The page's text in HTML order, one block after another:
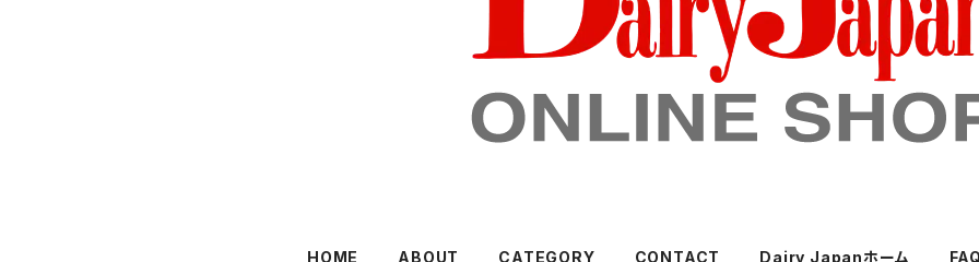
HOME ABOUT CATEGORY CONTACT Dairy Japanホーム